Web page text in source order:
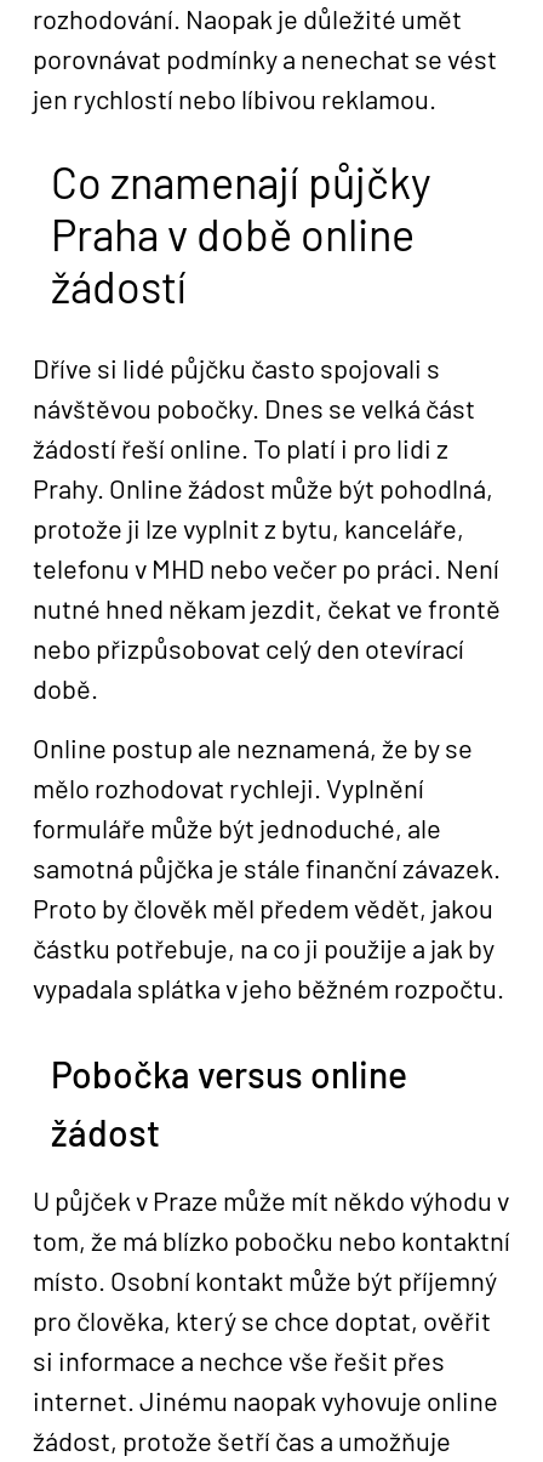
rozhodování. Naopak je důležité umět
porovnávat podmínky a nenechat se vést
jen rychlostí nebo líbivou reklamou.
Co znamenají půjčky
Praha v době online
žádostí
Dříve si lidé půjčku často spojovali s
návštěvou pobočky. Dnes se velká část
žádostí řeší online. To platí i pro lidi z
Prahy. Online žádost může být pohodlná,
protože ji lze vyplnit z bytu, kanceláře,
telefonu v MHD nebo večer po práci. Není
nutné hned někam jezdit, čekat ve frontě
nebo přizpůsobovat celý den otevírací
době.
Online postup ale neznamená, že by se
mělo rozhodovat rychleji. Vyplnění
formuláře může být jednoduché, ale
samotná půjčka je stále finanční závazek.
Proto by člověk měl předem vědět, jakou
částku potřebuje, na co ji použije a jak by
vypadala splátka v jeho běžném rozpočtu.
Pobočka versus online
žádost
U půjček v Praze může mít někdo výhodu v
tom, že má blízko pobočku nebo kontaktní
místo. Osobní kontakt může být příjemný
pro člověka, který se chce doptat, ověřit
si informace a nechce vše řešit přes
internet. Jinému naopak vyhovuje online
žádost, protože šetří čas a umožňuje